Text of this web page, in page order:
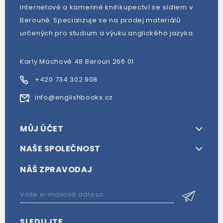
Internetové a kamenné knihkupectví se sídlem v
Berouně. Specializuje se na prodej materiálů
určených pro studium a výuku anglického jazyka.
Karly Machové 48 Beroun 266 01
+420 734 302 908
info@englishbooks.cz
MŮJ ÚČET
NAŠE SPOLEČNOST
NÁŠ ZPRAVODAJ